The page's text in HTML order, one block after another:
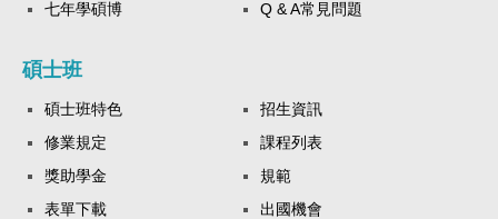
七年學碩博
Q & A常見問題
碩士班
碩士班特色
招生資訊
修業規定
課程列表
獎助學金
規範
表單下載
出國機會